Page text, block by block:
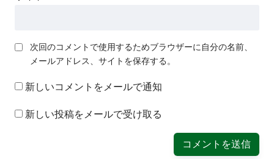
次回のコメントで使用するためブラウザーに自分の名前、
メールアドレス、サイトを保存する。
新しいコメントをメールで通知
新しい投稿をメールで受け取る